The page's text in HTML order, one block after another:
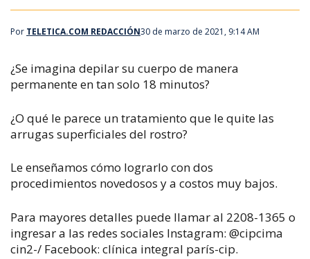
Por TELETICA.COM REDACCIÓN30 de marzo de 2021, 9:14 AM
¿Se imagina depilar su cuerpo de manera
permanente en tan solo 18 minutos?
¿O qué le parece un tratamiento que le quite las
arrugas superficiales del rostro?
Le enseñamos cómo lograrlo con dos
procedimientos novedosos y a costos muy bajos.
Para mayores detalles puede llamar al 2208-1365 o
ingresar a las redes sociales Instagram: @cipcima
cin2-/ Facebook: clínica integral parís-cip.